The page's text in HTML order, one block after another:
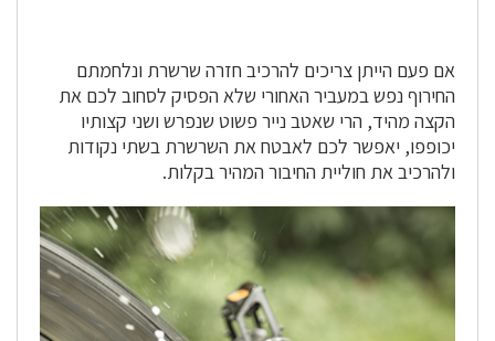
אם פעם הייתן צריכים להרכיב חזרה שרשרת ונלחמתם
החירוף נפש במעביר האחורי שלא הפסיק לסחוב לכם את
הקצה מהיד, הרי שאטב נייר פשוט שנפרש ושני קצותיו
יכופפו, יאפשר לכם לאבטח את השרשרת בשתי נקודות
ולהרכיב את חוליית החיבור המהיר בקלות.